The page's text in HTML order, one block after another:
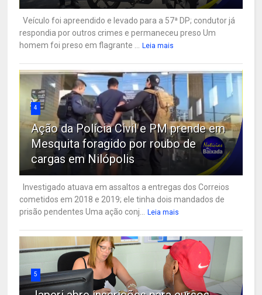
Veículo foi apreendido e levado para a 57ª DP; condutor já
respondia por outros crimes e permaneceu preso Um
homem foi preso em flagrante ...
Leia mais
4
Ação da Polícia Civil e PM prende em
Mesquita foragido por roubo de
cargas em Nilópolis
Investigado atuava em assaltos a entregas dos Correios
cometidos em 2018 e 2019; ele tinha dois mandados de
prisão pendentes Uma ação conj...
Leia mais
5